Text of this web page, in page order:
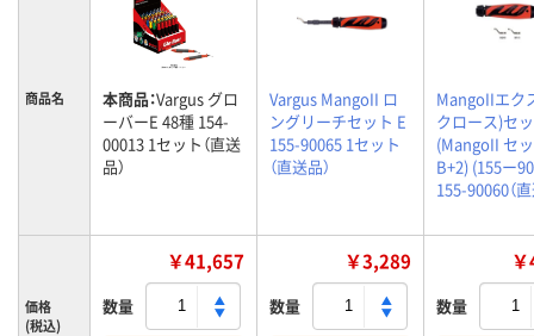
商品名 本商品：Vargus グロ
ーバーE 48種 154-
00013 1セット（直送
品）
Vargus MangoII ロ
ングリーチセット E
155-90065 1セット
（直送品）
MangoIIエク
クロース)セ
(MangoII セ
B+2) (155ー
155-90060（直
価格
(税込)
￥41,657
数量
￥3,289
数量 数量